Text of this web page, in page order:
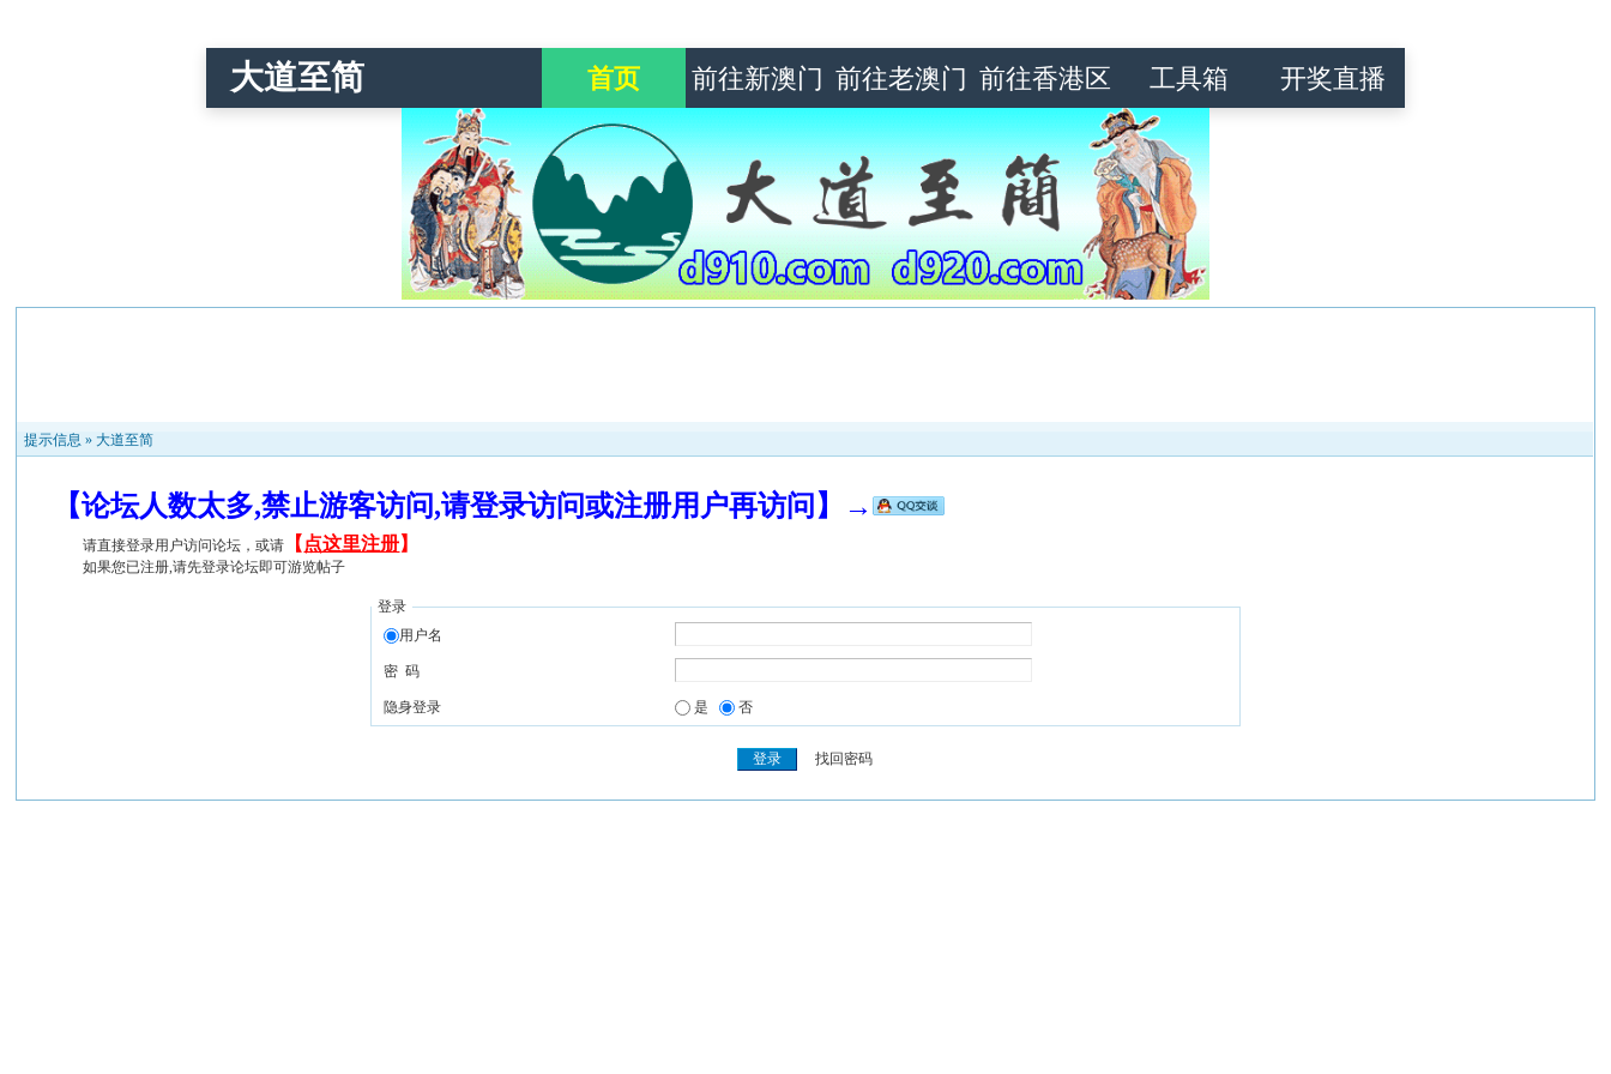
大道至简 首页 前往新澳门 前往老澳门 前往香港区 工具箱 开奖直播
提示信息 » 大道至简
【论坛人数太多,禁止游客访问,请登录访问或注册用户再访问】→
请直接登录用户访问论坛，或请 【 点这里注册】
如果您已注册,请先登录论坛即可游览帖子
登录
用户名
密 码
隐身登录 是 否
找回密码